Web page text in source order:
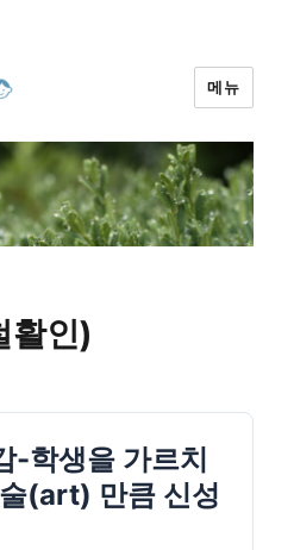
메뉴
활인)
-학생을 가르치
(art) 만큼 신성